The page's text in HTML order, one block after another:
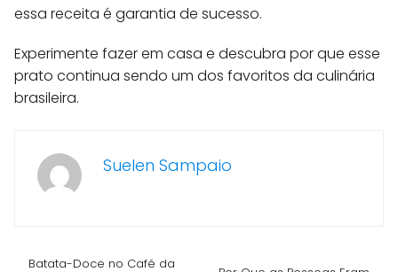
essa receita é garantia de sucesso.
Experimente fazer em casa e descubra por que esse
prato continua sendo um dos favoritos da culinária
brasileira.
Suelen Sampaio
Batata-Doce no Café da